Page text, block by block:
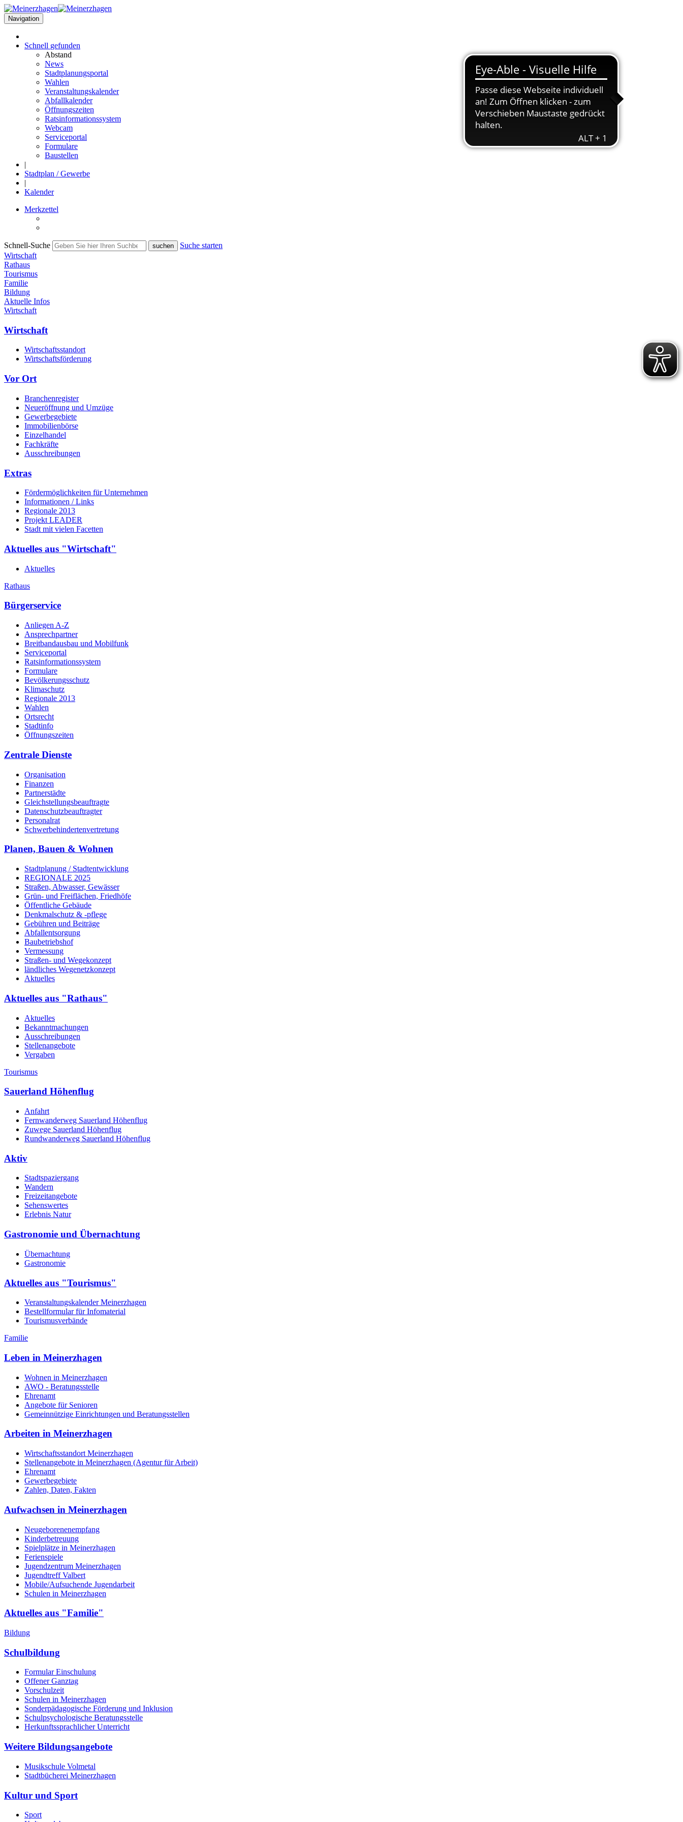
Navigation
Schnell gefunden
Abstand
News
Stadtplanungsportal
Wahlen
Veranstaltungskalender
Abfallkalender
Öffnungszeiten
Ratsinformationssystem
Webcam
Serviceportal
Formulare
Baustellen
|
Stadtplan / Gewerbe
|
Kalender
Merkzettel
Schnell-Suche
Suche starten
Wirtschaft
Rathaus
Tourismus
Familie
Bildung
Aktuelle Infos
Wirtschaft
Wirtschaft
Wirtschaftsstandort
Wirtschaftsförderung
Vor Ort
Branchenregister
Neueröffnung und Umzüge
Gewerbegebiete
Immobilienbörse
Einzelhandel
Fachkräfte
Ausschreibungen
Extras
Fördermöglichkeiten für Unternehmen
Informationen / Links
Regionale 2013
Projekt LEADER
Stadt mit vielen Facetten
Aktuelles aus "Wirtschaft"
Aktuelles
Rathaus
Bürgerservice
Anliegen A-Z
Ansprechpartner
Breitbandausbau und Mobilfunk
Serviceportal
Ratsinformationssystem
Formulare
Bevölkerungsschutz
Klimaschutz
Regionale 2013
Wahlen
Ortsrecht
Stadtinfo
Öffnungszeiten
Zentrale Dienste
Organisation
Finanzen
Partnerstädte
Gleichstellungsbeauftragte
Datenschutzbeauftragter
Personalrat
Schwerbehinderten­vertretung
Planen, Bauen & Wohnen
Stadtplanung / Stadtentwicklung
REGIONALE 2025
Straßen, Abwasser, Gewässer
Grün- und Freiflächen, Friedhöfe
Öffentliche Gebäude
Denkmalschutz & -pflege
Gebühren und Beiträge
Abfallentsorgung
Baubetriebshof
Vermessung
Straßen- und Wegekonzept
ländliches Wegenetzkonzept
Aktuelles
Aktuelles aus "Rathaus"
Aktuelles
Bekanntmachungen
Ausschreibungen
Stellenangebote
Vergaben
Tourismus
Sauerland Höhenflug
Anfahrt
Fernwanderweg Sauerland Höhenflug
Zuwege Sauerland Höhenflug
Rundwanderweg Sauerland Höhenflug
Aktiv
Stadtspaziergang
Wandern
Freizeitangebote
Sehenswertes
Erlebnis Natur
Gastronomie und Übernachtung
Übernachtung
Gastronomie
Aktuelles aus "Tourismus"
Veranstaltungskalender Meinerzhagen
Bestellformular für Infomaterial
Tourismusverbände
Familie
Leben in Meinerzhagen
Wohnen in Meinerzhagen
AWO - Beratungsstelle
Ehrenamt
Angebote für Senioren
Gemeinnützige Einrichtungen und Beratungsstellen
Arbeiten in Meinerzhagen
Wirtschaftsstandort Meinerzhagen
Stellenangebote in Meinerzhagen (Agentur für Arbeit)
Ehrenamt
Gewerbegebiete
Zahlen, Daten, Fakten
Aufwachsen in Meinerzhagen
Neugeborenenempfang
Kinderbetreuung
Spielplätze in Meinerzhagen
Ferienspiele
Jugendzentrum Meinerzhagen
Jugendtreff Valbert
Mobile/Aufsuchende Jugendarbeit
Schulen in Meinerzhagen
Aktuelles aus "Familie"
Bildung
Schulbildung
Formular Einschulung
Offener Ganztag
Vorschulzeit
Schulen in Meinerzhagen
Sonderpädagogische Förderung und Inklusion
Schulpsychologische Beratungsstelle
Herkunftssprachlicher Unterricht
Weitere Bildungsangebote
Musikschule Volmetal
Stadtbücherei Meinerzhagen
Kultur und Sport
Sport